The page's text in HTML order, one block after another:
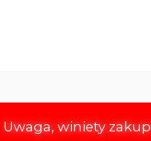
Uwaga, winiety